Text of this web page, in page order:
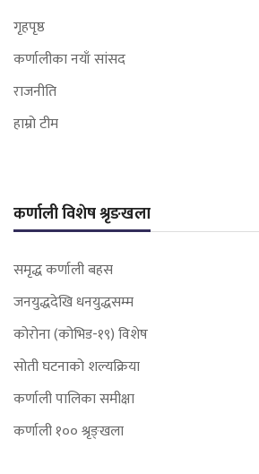
गृहपृष्ठ
कर्णालीका नयाँ सांसद
राजनीति
हाम्रो टीम
कर्णाली विशेष श्रृङखला
समृद्ध कर्णाली बहस
जनयुद्धदेखि धनयुद्धसम्म
कोरोना (कोभिड-१९) विशेष
सोती घटनाको शल्यक्रिया
कर्णाली पालिका समीक्षा
कर्णाली १०० श्रृङ्खला